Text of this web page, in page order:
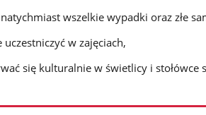
natychmiast wszelkie wypadki oraz złe
w zajęciach,
się kulturalnie w świetlicy i stołówce